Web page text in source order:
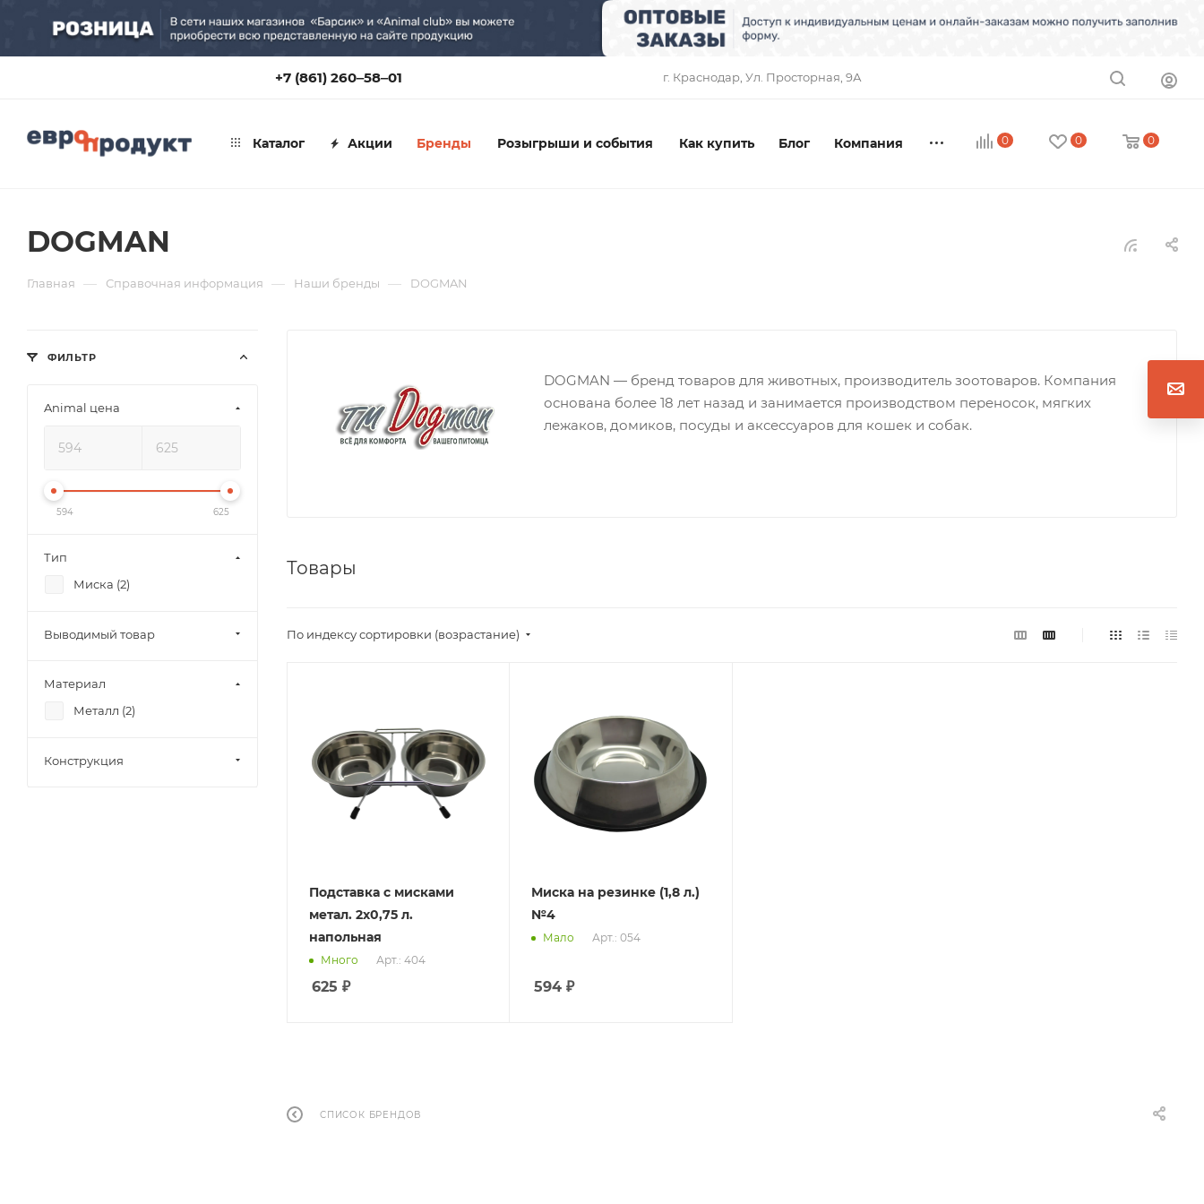
+7 (861) 260‒58‒01 г. Краснодар, ​Ул. Просторная, 9А
0 0 0
Каталог Акции Бренды Розыгрыши и события Как купить Блог Компания
DOGMAN
Главная — Справочная информация — Наши бренды — DOGMAN
DOGMAN — бренд товаров для животных, производитель зоотоваров. Компания
основана более 18 лет назад и занимается производством переносок, мягких
лежаков, домиков, посуды и аксессуаров для кошек и собак.
Товары
По индексу сортировки (возрастание)
Подставка с мисками
метал. 2х0,75 л.
напольная
Много Арт.: 404
625 ₽
Миска на резинке (1,8 л.)
№4
Мало Арт.: 054
594 ₽
СПИСОК БРЕНДОВ
ФИЛЬТР
Animal цена
594 625
Тип
Миска (2)
Выводимый товар
Материал
Металл (2)
Конструкция